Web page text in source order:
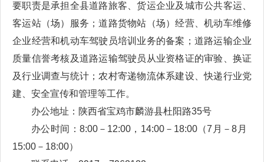
要职责是承担全县道路旅客、货运企业及城市公共客运、
客运站（场）服务；道路货物站（场）经营、机动车维修
企业经营和机动车驾驶员培训业务的备案；道路运输企业
质量信誉考核及道路运输驾驶员从业资格证的审验、换证
及行业调查与统计；农村寄递物流体系建设、快递行业党
建、安全宣传和管理等工作。
办公地址：陕西省宝鸡市麟游县杜阳路35号
办公时间：8:00－12:00， 14:00－18:00（7月－8月
15:00－18:00）